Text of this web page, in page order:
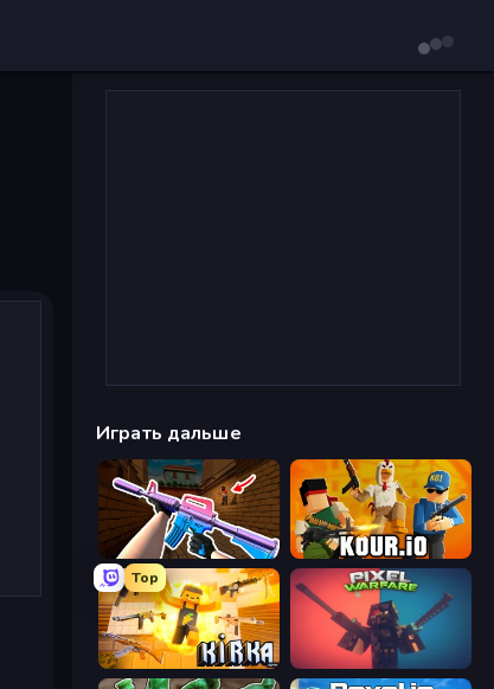
Играть дальше
KS Z Kour.io
Top
Kirka.io Pixel Warfare